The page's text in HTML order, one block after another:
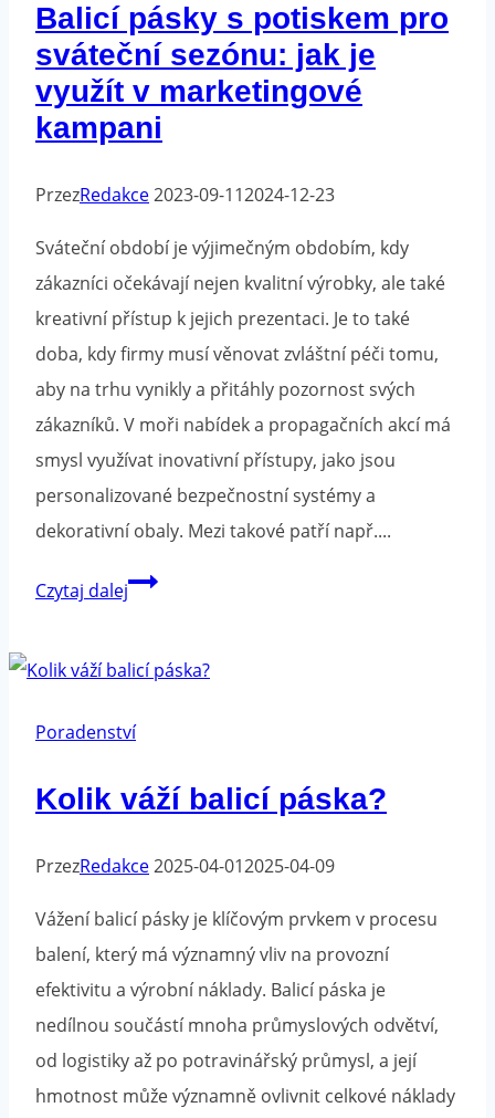
a
optimalizaci
času?
Balicí pásky s potiskem pro
sváteční sezónu: jak je
využít v marketingové
kampani
PrzezRedakce2023-09-112024-12-23
Sváteční období je výjimečným obdobím, kdy
zákazníci očekávají nejen kvalitní výrobky, ale také
kreativní přístup k jejich prezentaci. Je to také
doba, kdy firmy musí věnovat zvláštní péči tomu,
aby na trhu vynikly a přitáhly pozornost svých
zákazníků. V moři nabídek a propagačních akcí má
smysl využívat inovativní přístupy, jako jsou
personalizované bezpečnostní systémy a
dekorativní obaly. Mezi takové patří např....
Czytaj dalejBalicí
potiskem
pro
sezónu:
je
marketingové
kampani
Poradenství
Kolik váží balicí páska?
PrzezRedakce2025-04-012025-04-09
Vážení balicí pásky je klíčovým prvkem v procesu
balení, který má významný vliv na provozní
efektivitu a výrobní náklady. Balicí páska je
nedílnou součástí mnoha průmyslových odvětví,
od logistiky až po potravinářský průmysl, a její
hmotnost může významně ovlivnit celkové náklady